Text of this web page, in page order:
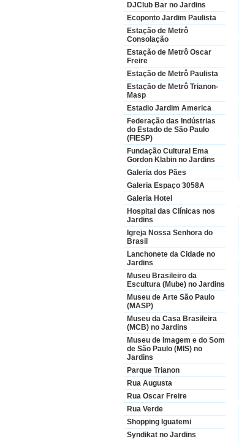
DJClub Bar no Jardins
Ecoponto Jardim Paulista
Estação de Metrô
Consolação
Estação de Metrô Oscar
Freire
Estação de Metrô Paulista
Estação de Metrô Trianon-
Masp
Estadio Jardim America
Federação das Indústrias
do Estado de São Paulo
(FIESP)
Fundação Cultural Ema
Gordon Klabin no Jardins
Galeria dos Pães
Galeria Espaço 3058A
Galeria Hotel
Hospital das Clínicas nos
Jardins
Igreja Nossa Senhora do
Brasil
Lanchonete da Cidade no
Jardins
Museu Brasileiro da
Escultura (Mube) no Jardins
Museu de Arte São Paulo
(MASP)
Museu da Casa Brasileira
(MCB) no Jardins
Museu de Imagem e do Som
de São Paulo (MIS) no
Jardins
Parque Trianon
Rua Augusta
Rua Oscar Freire
Rua Verde
Shopping Iguatemi
Syndikat no Jardins